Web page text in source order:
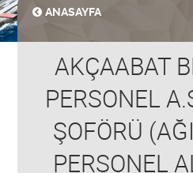
ANASAYFA
AKÇAABAT
PERSONEL
ŞOFÖRÜ
PERSONEL